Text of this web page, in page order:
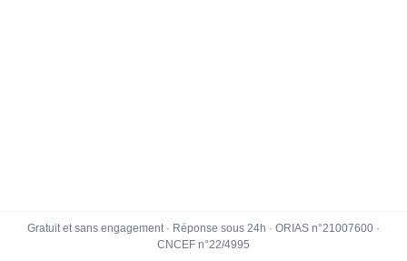
Gratuit et sans engagement · Réponse sous 24h · ORIAS n°21007600 ·
CNCEF n°22/4995